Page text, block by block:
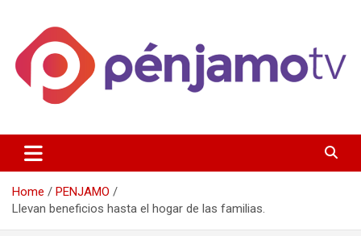
content
Penjamotv
Gto y la region.
Home
PENJAMO
Llevan beneficios hasta el hogar de las familias.